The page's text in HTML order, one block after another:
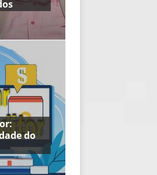
do